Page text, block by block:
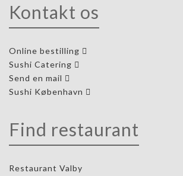
Kontakt os
Online bestilling
Sushi Catering
Send en mail
Sushi København
Find restaurant
Restaurant Valby